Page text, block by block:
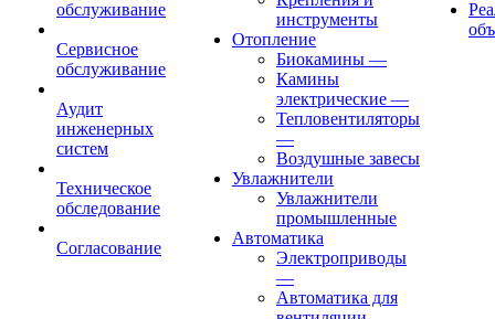
обслуживание
Сервисное
обслуживание
Аудит
инженерных
систем
Техническое
обследование
Согласование
инструменты
Отопление
Биокамины —
Камины
электрические —
Тепловентиляторы
—
Воздушные завесы
Увлажнители
Увлажнители
промышленные
Автоматика
Электроприводы
—
Автоматика для